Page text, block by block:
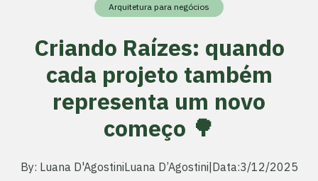
Arquitetura para negócios
Criando Raízes: quando
cada projeto também
representa um novo
começo 🌳
By: Luana D'AgostiniLuana D’Agostini|Data:3/12/2025